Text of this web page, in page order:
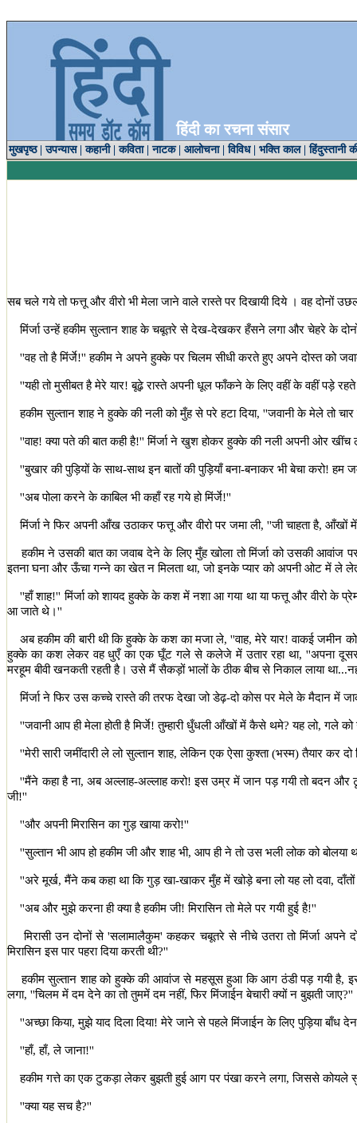
हिंदी का रचना संसार
मुखपृष्ठ|उपन्यास|कहानी|कविता|नाटक| आलोचना|विविध| भक्ति काल|हिंदुस्तानी
सब चले गये तो फत्तू और वीरो भी मेला जाने वाले रास्ते पर दिखायी दिये । वह
मिंर्जा उन्हें हकीम सुल्तान शाह के चबूतरे से देख-देखकर हँसने लगा और चेहरे के
''वह तो है मिंर्जे!''हकीम ने अपने हुक्के पर चिलम सीधी करते हुए अपने दोस्त को
''यही तो मुसीबत है मेरे यार! बूढ़े रास्ते अपनी धूल फाँकने के लिए वहीं के वहीं पड़े
हकीम सुल्तान शाह ने हुक्के की नली को मुँह से परे हटा दिया, ''जवानी के मेले तो चार
''वाह! क्या पते की बात कही है!''मिंर्जा ने खुश होकर हुक्के की नली अपनी ओर खींच
''बुखार की पुड़ियों के साथ-साथ इन बातों की पुड़ियाँ बना-बनाकर भी बेचा करो! हम
''अब पोला करने के काबिल भी कहाँ रह गये हो मिंर्जे!''
मिंर्जा ने फिर अपनी आँख उठाकर फत्तू और वीरो पर जमा ली, ''जी चाहता है, आँखों में
हकीम ने उसकी बात का जवाब देने के लिए मुँह खोला तो मिंर्जा को उसकी आवांज
इतना घना और ऊँचा गन्ने का खेत न मिलता था,जो इनके प्यार को अपनी ओट में ले
''हाँ शाह!''मिंर्जा को शायद हुक्के के कश में नशा आ गया था या फत्तू और वीरो के
आ जाते थे।''
अब हकीम की बारी थी कि हुक्के के कश का मजा ले, ''वाह,मेरे यार! वाकई जमीन
हुक्के का कश लेकर वह धुएँ का एक घूँट गले से कलेजे में उतार रहा था, ''अपना
मरहूम बीवी खनकती रहती है। उसे मैं सैकड़ों भालों के ठीक बीच से निकाल लाया
मिंर्जा ने फिर उस कच्चे रास्ते की तरफ देखा जो डेढ़-दो कोस पर मेले के मैदान में
''जवानी आप ही मेला होती है मिर्जे! तुम्हारी धुँधली आँखों में कैसे थमे?यह लो,गले को
''मेरी सारी जमींदारी ले लो सुल्तान शाह,लेकिन एक ऐसा कुश्ता (भस्म) तैयार कर
''मैंने कहा है ना, अब अल्लाह-अल्लाह करो! इस उम्र में जान पड़ गयी तो बदन और
जी!''
''और अपनी मिरासिन का गुड़ खाया करो!''
''सुल्तान भी आप हो हकीम जी और शाह भी, आप ही ने तो उस भली लोक को बोलया
''अरे मूर्ख,मैंने कब कहा था कि गुड़ खा-खाकर मुँह में खोड़े बना लो यह लो दवा,
''अब और मुझे करना ही क्या है हकीम जी! मिरासिन तो मेले पर गयी हुई है!''
मिरासी उन दोनों से'सलामालैकुम'कहकर चबूतरे से नीचे उतरा तो मिंर्जा अपने
मिरासिन इस पार पहरा दिया करती थी?''
हकीम सुल्तान शाह को हुक्के की आवांज से महसूस हुआ कि आग ठंडी पड़ गयी है,
लगा, ''चिलम में दम देने का तो तुममें दम नहीं,फिर मिंजाईन बेचारी क्यों न बुझती जाए?''
''अच्छा किया,मुझे याद दिला दिया! मेरे जाने से पहले मिंजाईन के लिए पुड़िया बाँध
''हाँ,हाँ,ले जाना!''
हकीम गत्ते का एक टुकड़ा लेकर बुझती हुई आग पर पंखा करने लगा,जिससे कोयले
''क्या यह सच है?''